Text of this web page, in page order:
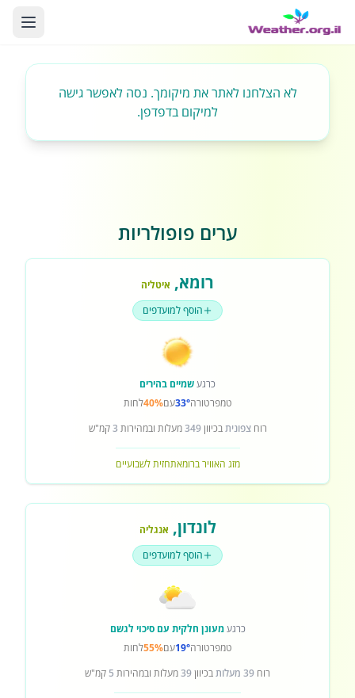
לא הצלחנו לאתר את מיקומך. נסה לאפשר גישה
למיקום בדפדפן.
ערים פופולריות
רומא, איטליה
הוסף למועדפים
כרגעשמיים בהירים
טמפרטורה33°עם40%לחות
רוחצפוניתבכיוון349מעלות ובמהירות 3קמ"ש
מזג האוויר ברומאתחזית לשבועיים
לונדון, אנגליה
הוסף למועדפים
כרגעמעונן חלקית עם סיכוי לגשם
טמפרטורה19°עם55%לחות
רוח 39 מעלות בכיוון39מעלות ובמהירות 5 קמ"ש